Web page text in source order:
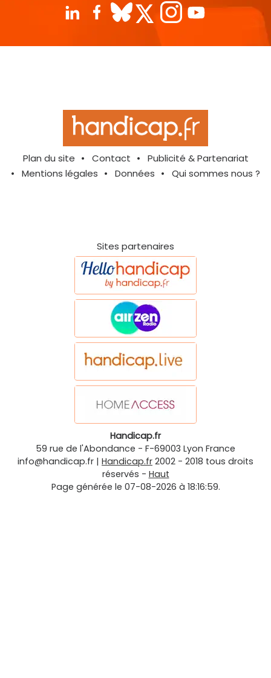
Plan du site Contact
Publicité & Partenariat
Mentions légales
Données Qui sommes nous ?
Sites partenaires
Handicap.fr
59 rue de l'Abondance - F-69003 Lyon France
info@handicap.fr | Handicap.fr 2002 - 2018 tous droits
réservés - Haut
Page générée le 07-08-2026 à 18:16:59.